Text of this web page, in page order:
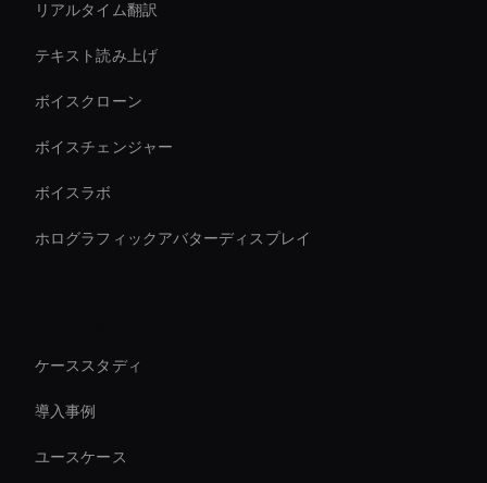
リアルタイム翻訳
テキスト読み上げ
ボイスクローン
ボイスチェンジャー
ボイスラボ
ホログラフィックアバターディスプレイ
ケーススタディ
導入事例
ユースケース